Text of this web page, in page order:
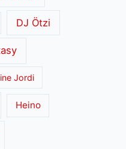
DJ Ötzi
Jordi
Heino